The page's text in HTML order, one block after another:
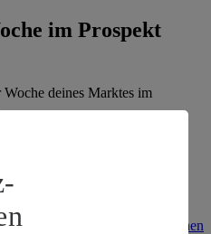
im Prospekt
deines Marktes im
2026
Pass 2026 im Browser Ansehen